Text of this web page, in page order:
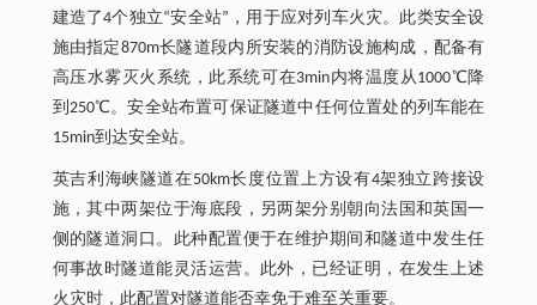
建造了4个独立“安全站”，用于应对列车火灾。此类安全设
施由指定870m长隧道段内所安装的消防设施构成，配备有
高压水雾灭火系统，此系统可在3min内将温度从1000℃降
到250℃。安全站布置可保证隧道中任何位置处的列车能在
15min到达安全站。
英吉利海峡隧道在50km长度位置上方设有4架独立跨接设
施，其中两架位于海底段，另两架分别朝向法国和英国一
侧的隧道洞口。此种配置便于在维护期间和隧道中发生任
何事故时隧道能灵活运营。此外，已经证明，在发生上述
火灾时，此配置对隧道能否幸免于难至关重要。